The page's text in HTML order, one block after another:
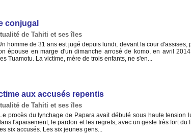
conjugal
de Tahiti et ses îles
homme de 31 ans est jugé depuis lundi, devant la cour d'assises,
épouse en marge d'un dimanche arrosé de komo, en avril
Tuamotu. La victime, mère de trois enfants, ne s'en...
aux accusés repentis
de Tahiti et ses îles
procès du lynchage de Papara avait débuté sous haute tension
l'apaisement, le pardon et les regrets, avec un geste très fort du
six accusés. Les six jeunes gens...